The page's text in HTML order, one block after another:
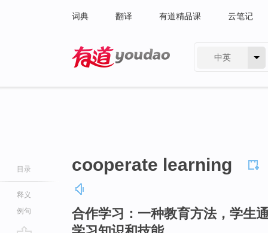
词典 翻译 有道精品课 云笔记
中英
目录
释义
例句
cooperate learning
合作学习：一种教育方法，学生